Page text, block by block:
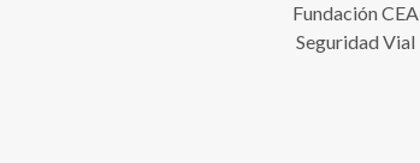
Fundación CEA
Seguridad Vial